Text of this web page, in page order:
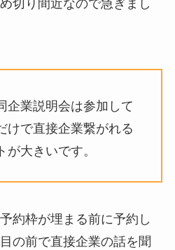
切り間近なので急ぎまし
企業説明会は参加して
けで直接企業繋がれる
大きいです。
約枠が埋まる前に予約し
の前で直接企業の話を聞